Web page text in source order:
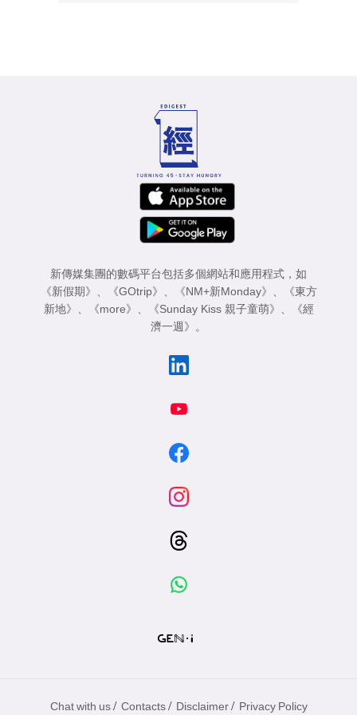
新傳媒集團的數碼平台包括多個網站和應用程式，如
《新假期》
《GOtrip》 《NM+新Monday》
《東方
新地》
《more》 《Sunday Kiss 親子童萌》
《經
濟一週》
。
Chat with us / Contacts / Disclaimer / Privacy Policy